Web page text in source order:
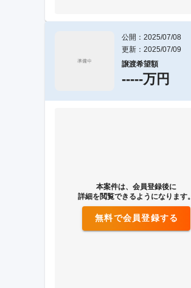
公開：2025/07/08
更新：2025/07/09
譲渡希望額
-----万円
本案件は、会員登録後に
詳細を閲覧できるようになります。
無料で会員登録する